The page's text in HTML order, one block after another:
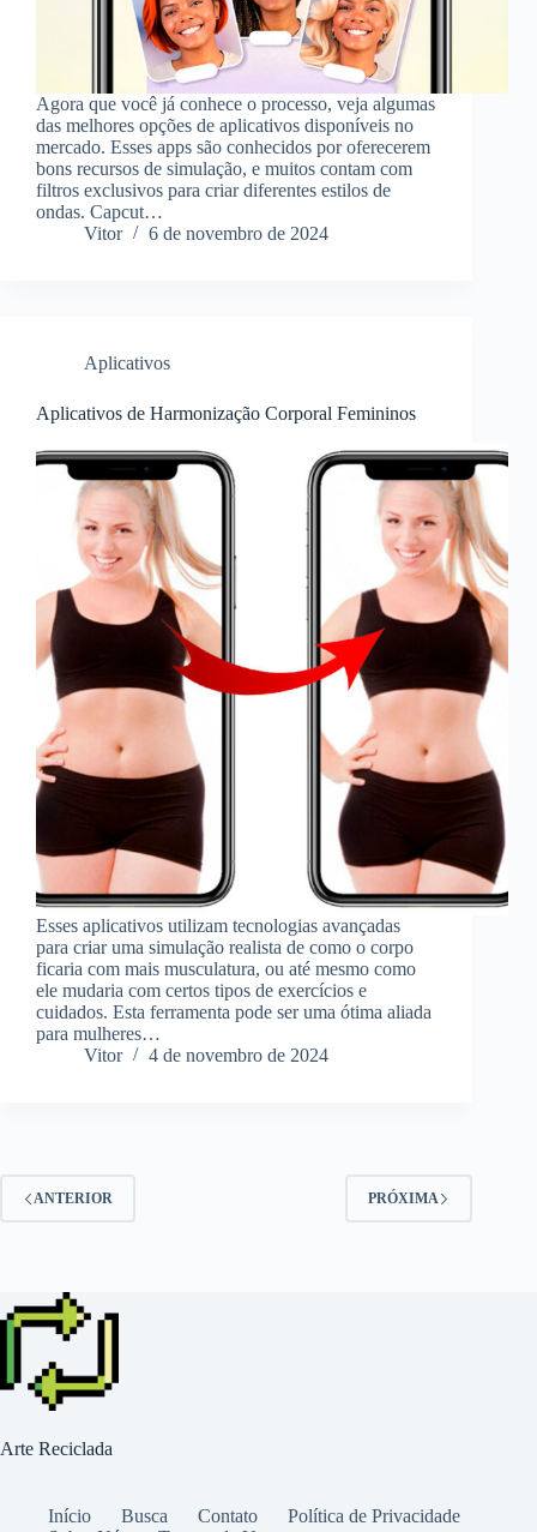
Agora que você já conhece o processo, veja algumas
das melhores opções de aplicativos disponíveis no
mercado. Esses apps são conhecidos por oferecerem
bons recursos de simulação, e muitos contam com
filtros exclusivos para criar diferentes estilos de
ondas. Capcut…
Vitor
6 de novembro de 2024
Aplicativos
Aplicativos de Harmonização Corporal Femininos
Esses aplicativos utilizam tecnologias avançadas
para criar uma simulação realista de como o corpo
ficaria com mais musculatura, ou até mesmo como
ele mudaria com certos tipos de exercícios e
cuidados. Esta ferramenta pode ser uma ótima aliada
para mulheres…
Vitor
4 de novembro de 2024
ANTERIOR PRÓXIMA
Arte Reciclada
Início Busca Contato
Política de Privacidade